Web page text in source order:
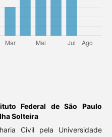
Federal de São Paulo
Solteira
Civil pela Universidade